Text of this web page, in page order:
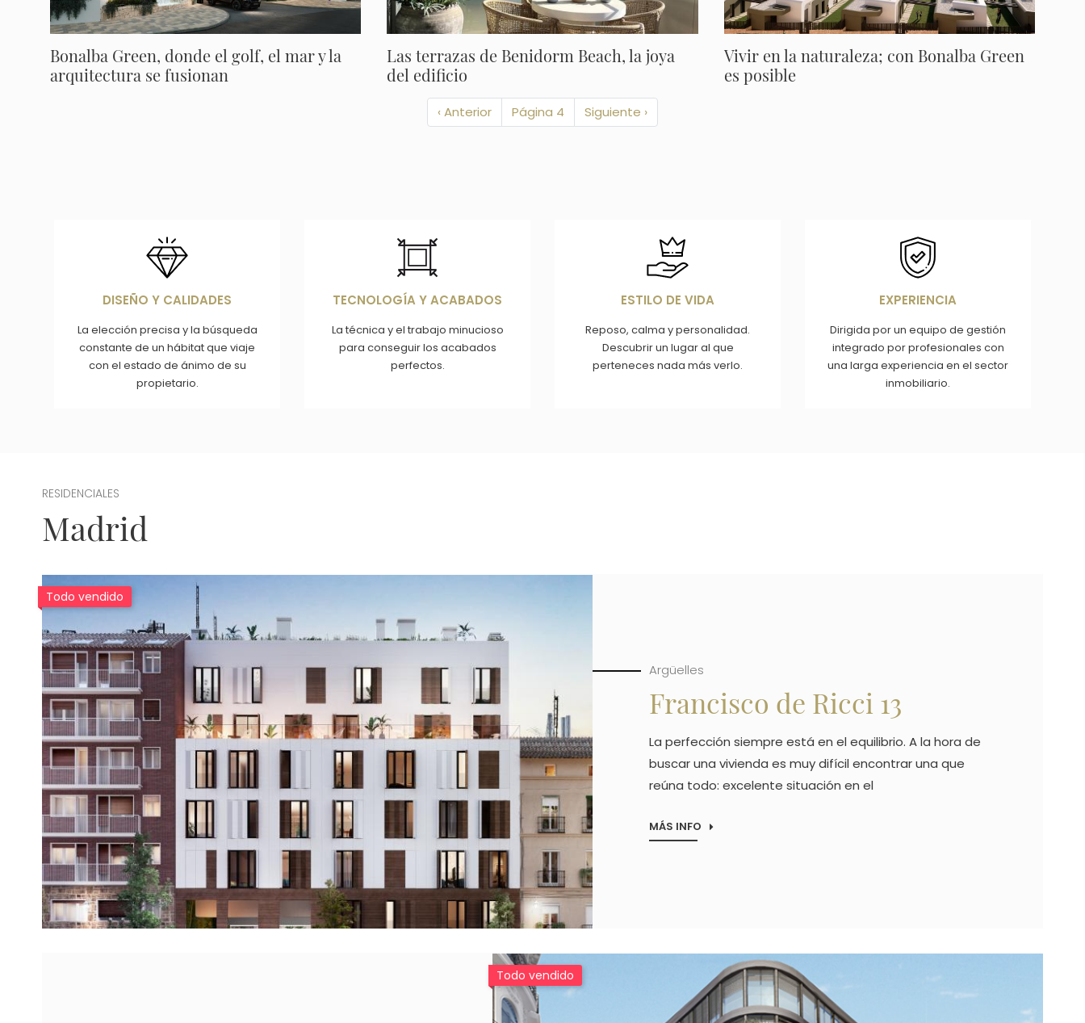
Bonalba Green, donde el golf, el mar y la
arquitectura se fusionan
Las terrazas de Benidorm Beach, la joya
del edificio
Vivir en la naturaleza; con Bonalba Green
es posible
Página
anterior
‹ Anterior Página 4
Siguiente
página
Siguiente ›
Imagen
DISEÑO Y CALIDADES
La elección precisa y la búsqueda
constante de un hábitat que viaje
con el estado de ánimo de su
propietario.
Imagen
TECNOLOGÍA Y ACABADOS
La técnica y el trabajo minucioso
para conseguir los acabados
perfectos.
Imagen
ESTILO DE VIDA
Reposo, calma y personalidad.
Descubrir un lugar al que
perteneces nada más verlo.
Imagen
EXPERIENCIA
Dirigida por un equipo de gestión
integrado por profesionales con
una larga experiencia en el sector
inmobiliario.
RESIDENCIALES
Madrid
Imagen
Todo vendido
Argüelles
Francisco de Ricci 13
La perfección siempre está en el equilibrio. A la hora de
buscar una vivienda es muy difícil encontrar una que
reúna todo: excelente situación en el
MÁS INFO
Imagen
Todo vendido